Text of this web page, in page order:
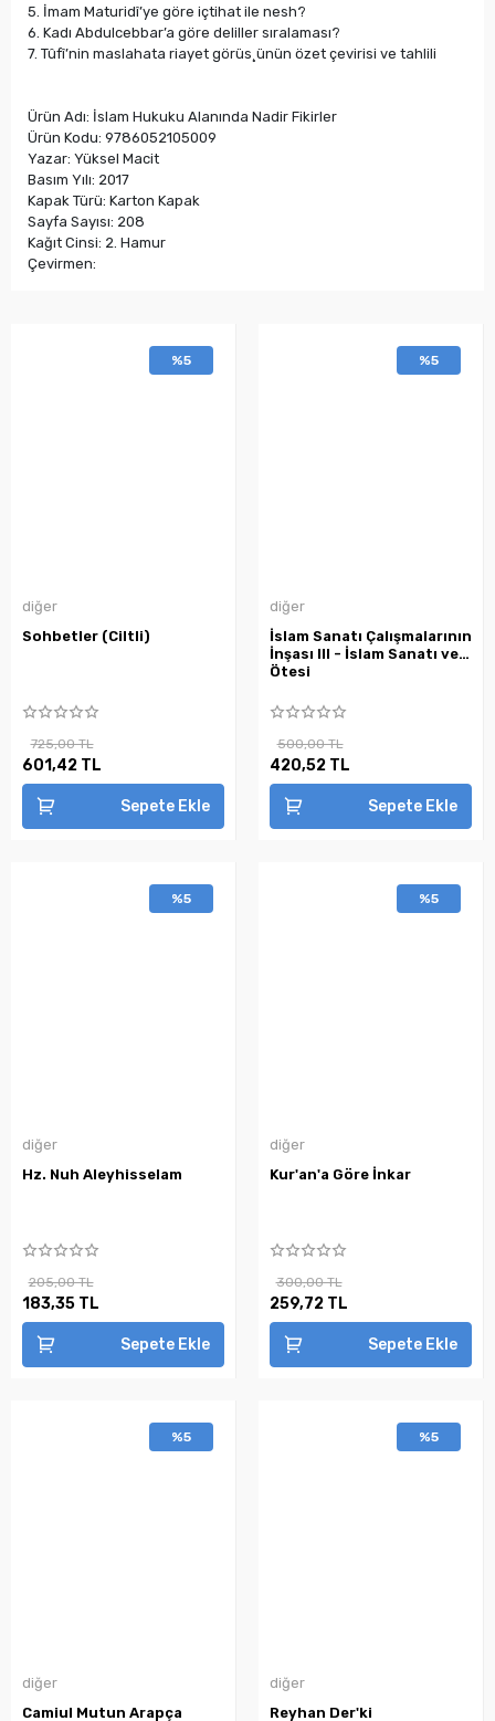
5. İmam Maturidî’ye göre içtihat ile nesh?
6. Kadı Abdulcebbar’a göre deliller sıralaması?
7. Tûfî’nin maslahata riayet görüs¸ünün özet çevirisi ve tahlili
Ürün Adı: İslam Hukuku Alanında Nadir Fikirler
Ürün Kodu: 9786052105009
Yazar: Yüksel Macit
Basım Yılı: 2017
Kapak Türü: Karton Kapak
Sayfa Sayısı: 208
Kağıt Cinsi: 2. Hamur
Çevirmen:
%5
diğer
Sohbetler (Ciltli)
725,00 TL
601,42 TL
Sepete Ekle
%5
diğer
İslam Sanatı Çalışmalarının
İnşası III - İslam Sanatı ve
Ötesi
500,00 TL
420,52 TL
Sepete Ekle
%5
diğer
Hz. Nuh Aleyhisselam
205,00 TL
183,35 TL
Sepete Ekle
%5
diğer
Kur'an'a Göre İnkar
300,00 TL
259,72 TL
Sepete Ekle
%5
diğer
Camiul Mutun Arapça
%5
diğer
Reyhan Der'ki